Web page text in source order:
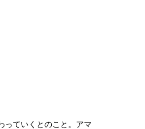
っていくとのこと。アマ